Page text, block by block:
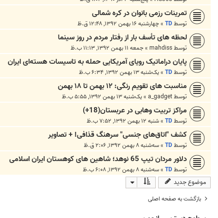
تمرینات رزمی بانوان در کره شمالی
توسطTD
»چهارشنبه ۱۶ بهمن ۱۳۹۲, ۱۲:۴۸ ق.ظ
لحظه های تأسف بار از رفتار مردم در روز سینما
توسطmahdiss
»جمعه ۱۱ بهمن ۱۳۹۲, ۱۱:۱۳ ب.ظ
پایان دراماتیک رویای آمریکایی حمله به تاسیسات هسته‌ای ایران
توسطTD
»یک‌شنبه ۱۳ بهمن ۱۳۹۲, ۶:۳۴ ب.ظ
مناسبت های تقویم رنگی: ۱۲ بهمن تا ۱۸ بهمن
توسطa_gadget
»یک‌شنبه ۱۳ بهمن ۱۳۹۲, ۵:۵۵ ب.ظ
مراکز تربیت وهابی در عربستان(18+)
توسطTD
»شنبه ۱۲ بهمن ۱۳۹۲, ۷:۵۲ ب.ظ
کشف "اتاق‌های جنسی" سرهنگ قذافی! + تصاویر
توسطTD
»سه‌شنبه ۸ بهمن ۱۳۹۲, ۲:۰۶ ق.ظ
دلاور مردان تیپ 65 نوهد؛ شاهین های کوهستان ایران اسلامی
توسطTD
»سه‌شنبه ۸ بهمن ۱۳۹۲, ۶:۰۸ ب.ظ
موضوع جدید
بازگشت به صفحه اصلی